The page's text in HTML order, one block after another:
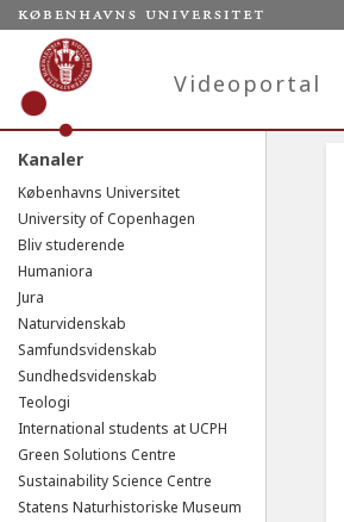
Videoportal
Kanaler
Københavns Universitet
University of Copenhagen
Bliv studerende
Humaniora
Jura
Naturvidenskab
Samfundsvidenskab
Sundhedsvidenskab
Teologi
International students at UCPH
Green Solutions Centre
Sustainability Science Centre
Statens Naturhistoriske Museum